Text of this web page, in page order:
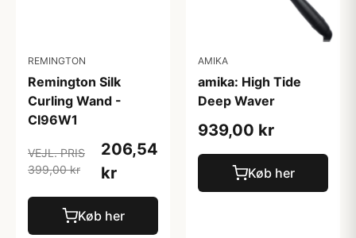
REMINGTON
Remington Silk
Curling Wand -
CI96W1
VEJL. PRIS
399,00 kr
206,54
kr
Køb her
AMIKA
amika: High Tide
Deep Waver
939,00 kr
Køb her